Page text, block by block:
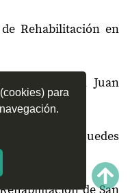
para
Rehabilitación en
en San Juan
que puedes
de San